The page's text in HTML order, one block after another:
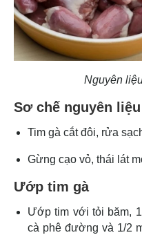
Nguyên
Sơ chế nguyên liệu
Tim gà cắt đôi, rửa
Gừng cạo vỏ, thái lát
Ướp tim gà
Ướp tim với tỏi băm,
cà phê đường và 1/2